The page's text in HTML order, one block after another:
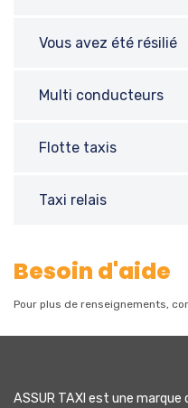
Vous avez été résilié
Multi conducteurs
Flotte taxis
Taxi relais
Besoin d'aide
Pour plus de renseignements,
ASSUR TAXI est une